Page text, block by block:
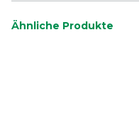
Ähnliche Produkte